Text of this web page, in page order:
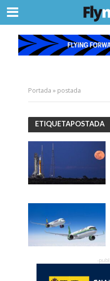
Portada » postada
ETIQUETAPOSTADA